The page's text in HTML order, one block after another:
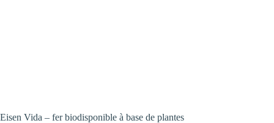
Eisen Vida – fer biodisponible à base de plantes